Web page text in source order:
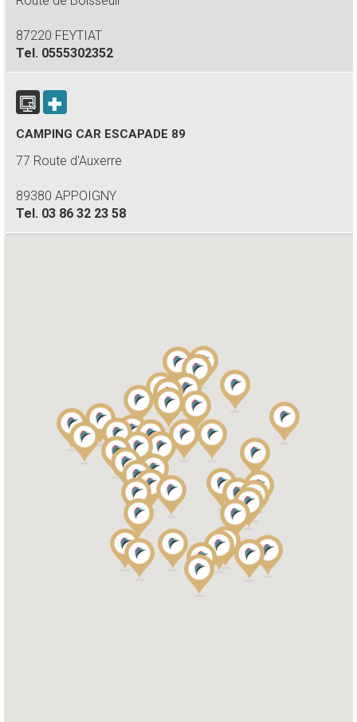
87220 FEYTIAT
Tel. 0555302352
CAMPING CAR ESCAPADE 89
77 Route d'Auxerre
89380 APPOIGNY
Tel. 03 86 32 23 58